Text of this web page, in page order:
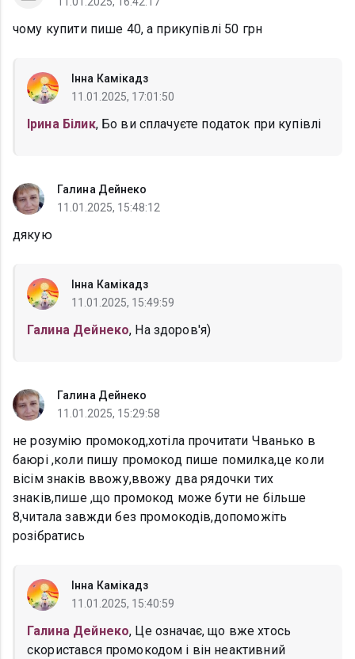
чому купити пише 40, а прикупівлі 50 грн
Інна Камікадз
11.01.2025, 17:01:50
Ірина Білик, Бо ви сплачуєте податок при купівлі
Галина Дейнеко
11.01.2025, 15:48:12
дякую
Інна Камікадз
11.01.2025, 15:49:59
Галина Дейнеко, На здоров'я)
Галина Дейнеко
11.01.2025, 15:29:58
не розумію промокод,хотіла прочитати Чванько в
баюрі ,коли пишу промокод пише помилка,це коли
вісім знаків ввожу,ввожу два рядочки тих
знаків,пише ,що промокод може бути не більше
8,читала завжди без промокодів,допоможіть
розібратись
Інна Камікадз
11.01.2025, 15:40:59
Галина Дейнеко, Це означає, що вже хтось
скористався промокодом і він неактивний